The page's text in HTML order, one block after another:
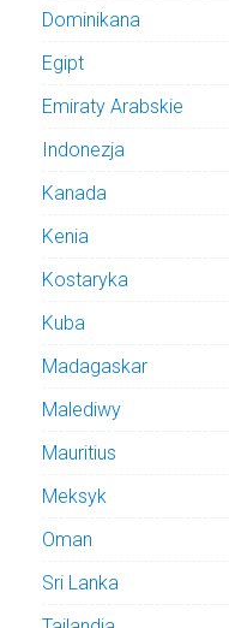
Dominikana
Egipt
Emiraty Arabskie
Indonezja
Kanada
Kenia
Kostaryka
Kuba
Madagaskar
Malediwy
Mauritius
Meksyk
Oman
Sri Lanka